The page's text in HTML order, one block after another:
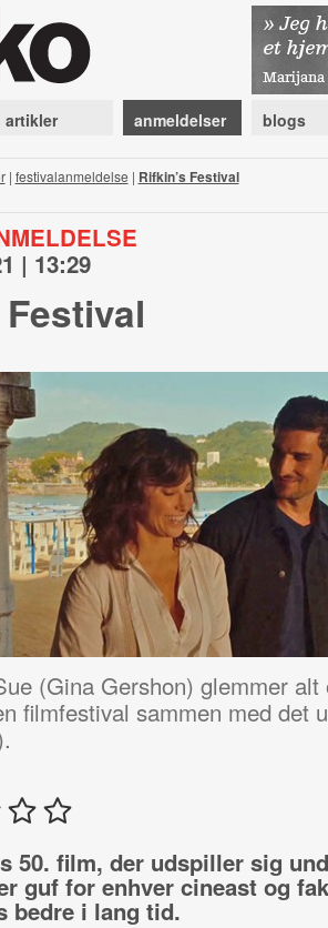
artikler anmeldelser blogs
| festivalanmeldelse | Rifkin’s Festival
| 13:29
Festival
(Gina Gershon) glemmer
filmfestival sammen med det
50. film, der udspiller sig
guf for enhver cineast og
bedre i lang tid.